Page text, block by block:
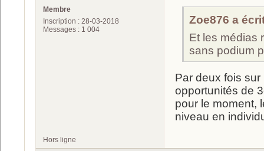
Membre
Inscription : 28-03-2018
Messages : 1 004
Zoe876 a
Et les médias
sans podium
Par deux fois
opportunités de
pour le moment,
niveau en
Hors ligne